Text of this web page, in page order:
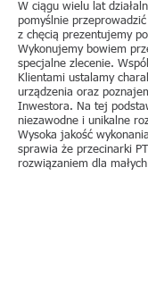
W ciągu wielu lat
pomyślnie
z chęcią prezentujemy
Wykonujemy bowiem
specjalne zlecenie.
Klientami ustalamy
urządzenia oraz
Inwestora. Na tej
niezawodne i unikalne
Wysoka jakość
sprawia że przecinarki
rozwiązaniem dla